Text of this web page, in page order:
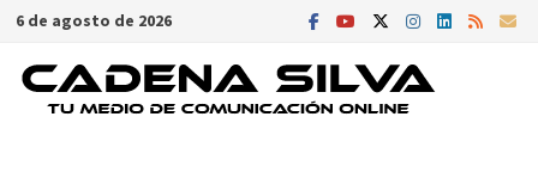
Saltar
contenido
6 de agosto de 2026